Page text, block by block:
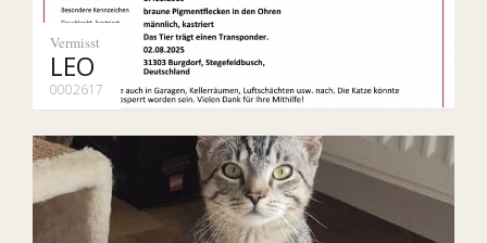
Vermisst
LEO
0002617